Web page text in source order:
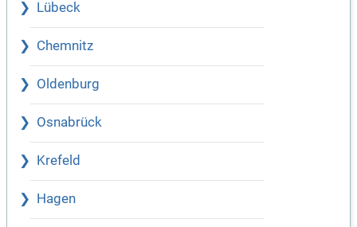
Lübeck
Chemnitz
Oldenburg
Osnabrück
Krefeld
Hagen